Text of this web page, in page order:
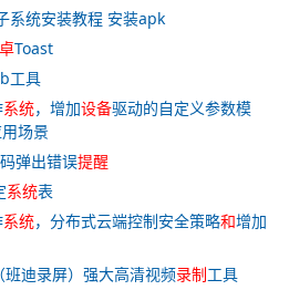
系统安装教程 安装apk
卓Toast
工具
系统，增加设备驱动的自定义参数模
场景
弹出错误提醒
系统表
系统，分布式云端控制安全策略和增加
迪录屏）强大高清视频录制工具